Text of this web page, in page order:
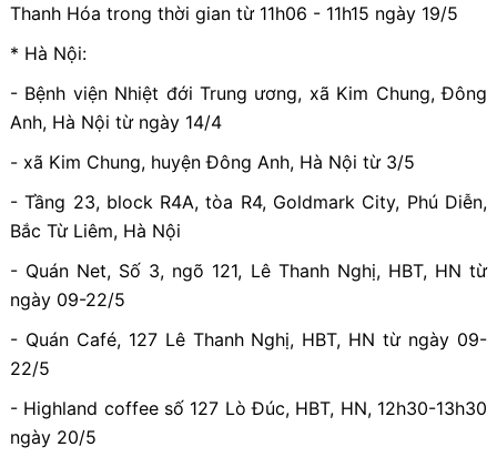
Thanh Hóa trong thời gian từ 11h06 - 11h15 ngày 19/5
* Hà Nội:
- Bệnh viện Nhiệt đới Trung ương, xã Kim Chung, Đông
Anh, Hà Nội từ ngày 14/4
- xã Kim Chung, huyện Đông Anh, Hà Nội từ 3/5
- Tầng 23, block R4A, tòa R4, Goldmark City, Phú Diễn,
Bắc Từ Liêm, Hà Nội
- Quán Net, Số 3, ngõ 121, Lê Thanh Nghị, HBT, HN từ
ngày 09-22/5
- Quán Café, 127 Lê Thanh Nghị, HBT, HN từ ngày 09-
22/5
- Highland coffee số 127 Lò Đúc, HBT, HN, 12h30-13h30
ngày 20/5